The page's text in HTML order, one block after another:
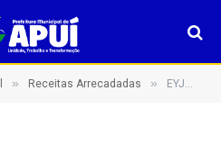
» Receitas Arrecadadas » EYJPDI~1